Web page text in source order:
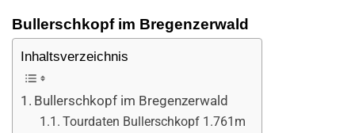
Bullerschkopf im Bregenzerwald
Inhaltsverzeichnis
Bullerschkopf im Bregenzerwald
Tourdaten Bullerschkopf 1.761m